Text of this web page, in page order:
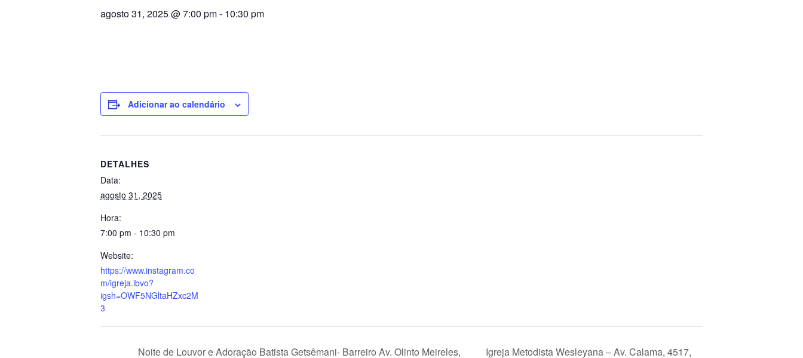
agosto 31, 2025 @ 7:00 pm- 10:30 pm
Adicionar ao calendário
DETALHES
Data:
agosto 31, 2025
Hora:
7:00 pm - 10:30 pm
Website:
https://www.instagram.co
m/igreja.ibvo?
igsh=OWF5NGltaHZxc2M
3
Noite de Louvor e Adoração Batista Getsêmani- Barreiro Av. Olinto Meireles, Igreja Metodista Wesleyana – Av. Calama, 4517,